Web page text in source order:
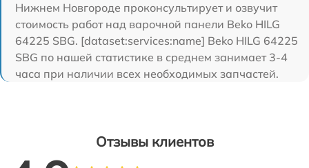
Нижнем Новгороде проконсультирует и озвучит
стоимость работ над варочной панели Beko HILG
64225 SBG. [dataset:services:name] Beko HILG 64225
SBG по нашей статистике в среднем занимает 3-4
часа при наличии всех необходимых запчастей.
Отзывы клиентов